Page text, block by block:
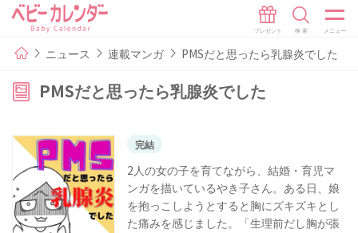
ニュース 連載マンガ PMSだと思ったら乳腺炎でした
PMSだと思ったら乳腺炎でした
完結
2人の女の子を育てながら、結婚・育児マ
ンガを描いているやき子さん。ある日、娘
を抱っこしようとすると胸にズキズキとし
た痛みを感じました。「生理前だし胸が張